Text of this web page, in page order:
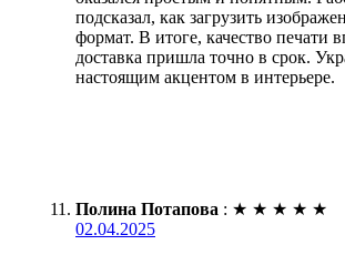
подсказал, как загрузить
формат. В итоге, качество печати
доставка пришла точно в срок.
настоящим акцентом в интерьере.
Полина Потапова : ★ ★ ★ ★ ★
02.04.2025